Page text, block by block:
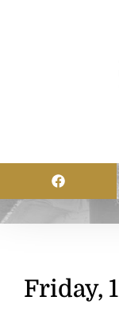
Friday,